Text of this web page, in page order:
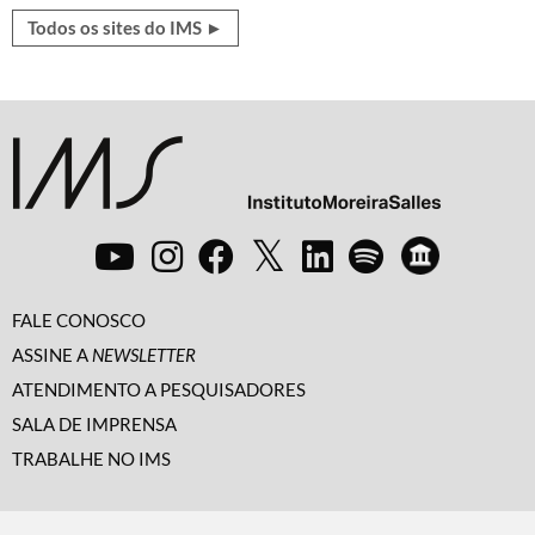
Todos os sites do IMS ►
FALE CONOSCO
ASSINE A NEWSLETTER
ATENDIMENTO A PESQUISADORES
SALA DE IMPRENSA
TRABALHE NO IMS